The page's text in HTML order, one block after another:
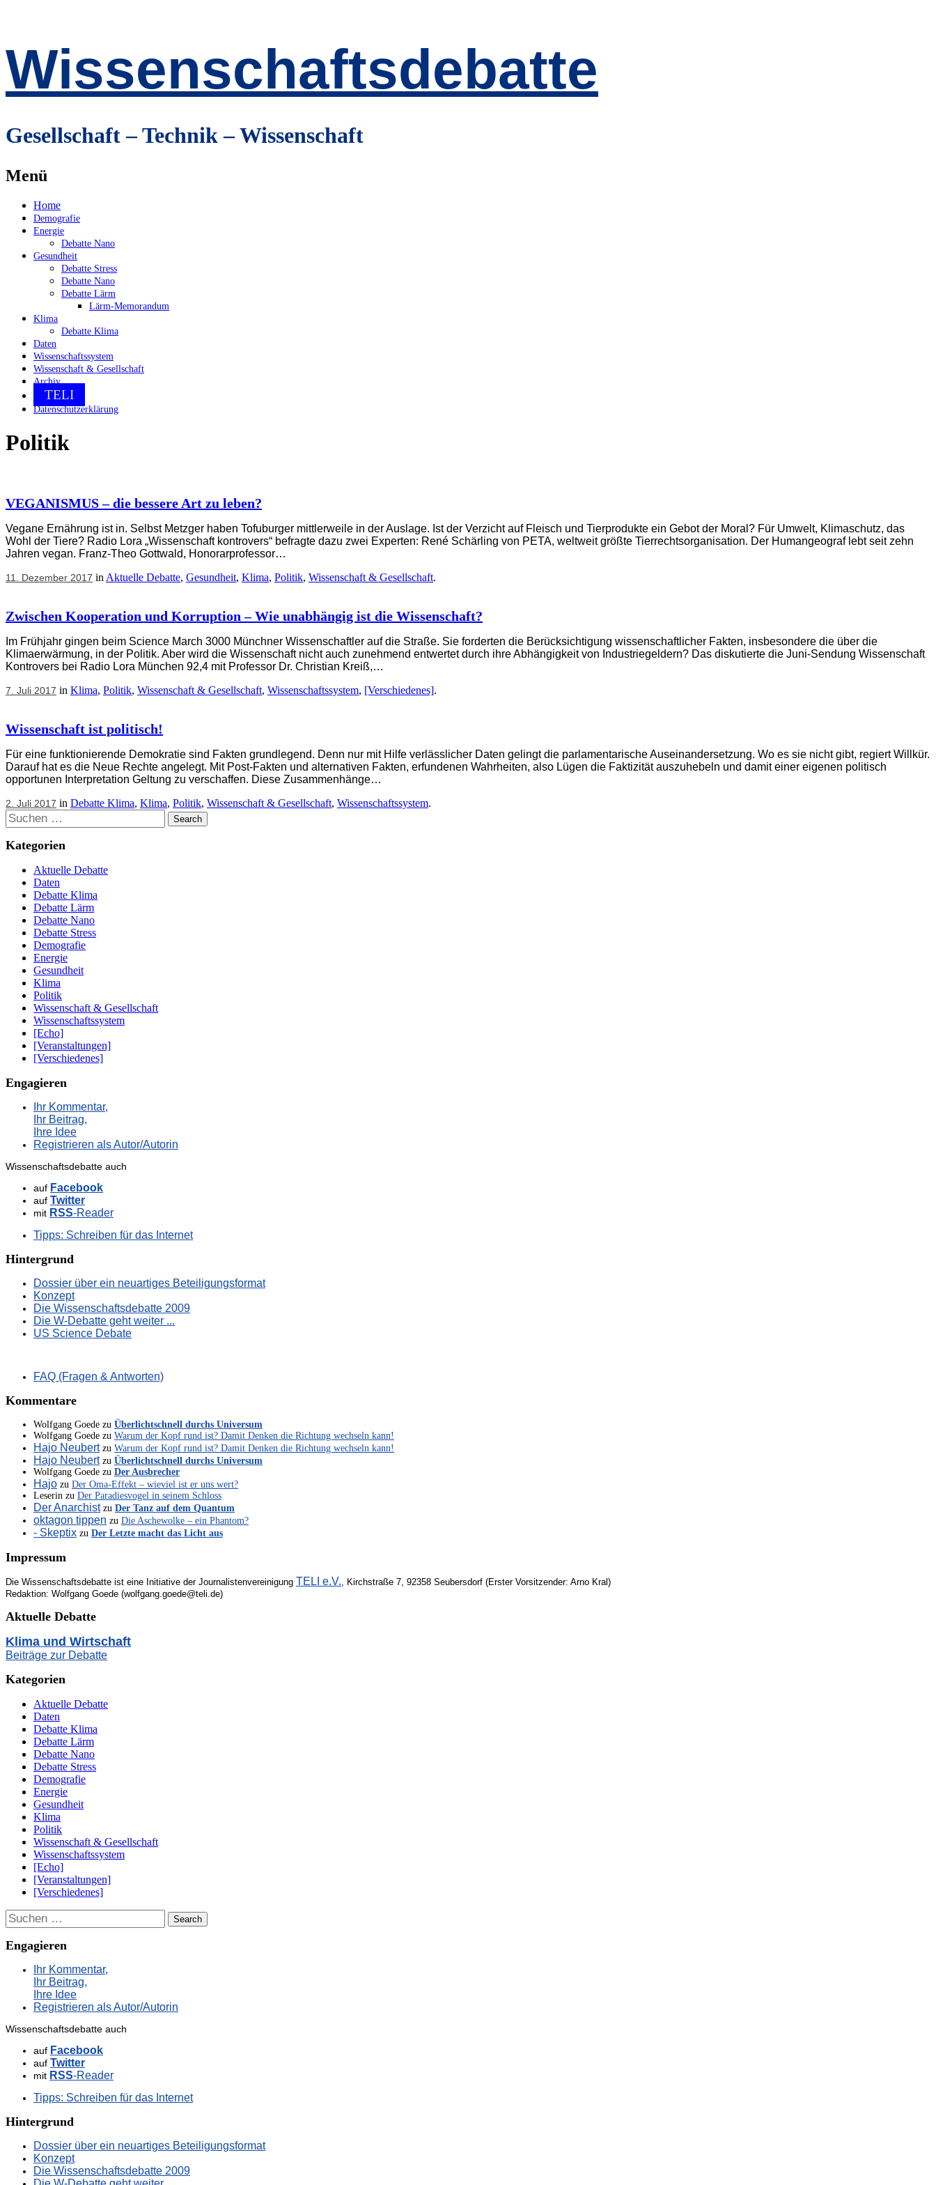
Wissenschaftsdebatte
Gesellschaft – Technik – Wissenschaft
Menü
Zum
Inhalt
springen
Home
Demografie
Energie
Debatte Nano
Gesundheit
Debatte Stress
Debatte Nano
Debatte Lärm
Lärm-Memorandum
Klima
Debatte Klima
Daten
Wissenschaftssystem
Wissenschaft & Gesellschaft
Archiv
TELI
Datenschutzerklärung
Politik
VEGANISMUS – die bessere Art zu leben?
Vegane Ernährung ist in. Selbst Metzger haben Tofuburger mittlerweile in der Auslage. Ist der Verzicht auf Fleisch und Tierprodukte ein Gebot der Moral? Für Umwelt, Klimaschutz, das
Wohl der Tiere? Radio Lora „Wissenschaft kontrovers“ befragte dazu zwei Experten: René Schärling von PETA, weltweit größte Tierrechtsorganisation. Der Humangeograf lebt seit zehn
Jahren vegan. Franz-Theo Gottwald, Honorarprofessor…
11. Dezember 2017 in Aktuelle Debatte, Gesundheit, Klima, Politik, Wissenschaft & Gesellschaft.
Zwischen Kooperation und Korruption – Wie unabhängig ist die Wissenschaft?
Im Frühjahr gingen beim Science March 3000 Münchner Wissenschaftler auf die Straße. Sie forderten die Berücksichtigung wissenschaftlicher Fakten, insbesondere die über die
Klimaerwärmung, in der Politik. Aber wird die Wissenschaft nicht auch zunehmend entwertet durch ihre Abhängigkeit von Industriegeldern? Das diskutierte die Juni-Sendung Wissenschaft
Kontrovers bei Radio Lora München 92,4 mit Professor Dr. Christian Kreiß,…
7. Juli 2017 in Klima, Politik, Wissenschaft & Gesellschaft, Wissenschaftssystem, [Verschiedenes].
Wissenschaft ist politisch!
Für eine funktionierende Demokratie sind Fakten grundlegend. Denn nur mit Hilfe verlässlicher Daten gelingt die parlamentarische Auseinandersetzung. Wo es sie nicht gibt, regiert Willkür.
Darauf hat es die Neue Rechte angelegt. Mit Post-Fakten und alternativen Fakten, erfundenen Wahrheiten, also Lügen die Faktizität auszuhebeln und damit einer eigenen politisch
opportunen Interpretation Geltung zu verschaffen. Diese Zusammenhänge…
2. Juli 2017 in Debatte Klima, Klima, Politik, Wissenschaft & Gesellschaft, Wissenschaftssystem.
Suchen
Kategorien
Aktuelle Debatte
Daten
Debatte Klima
Debatte Lärm
Debatte Nano
Debatte Stress
Demografie
Energie
Gesundheit
Klima
Politik
Wissenschaft & Gesellschaft
Wissenschaftssystem
[Echo]
[Veranstaltungen]
[Verschiedenes]
Engagieren
Ihr Kommentar,
Ihr Beitrag,
Ihre Idee
Registrieren als Autor/Autorin
Wissenschaftsdebatte auch
auf Facebook
auf Twitter
mit RSS-Reader
Tipps: Schreiben für das Internet
Hintergrund
Dossier über ein neuartiges Beteiligungsformat
Konzept
Die Wissenschaftsdebatte 2009
Die W-Debatte geht weiter ...
US Science Debate
FAQ (Fragen & Antworten)
Kommentare
Wolfgang Goede zu Überlichtschnell durchs Universum
Wolfgang Goede zu Warum der Kopf rund ist? Damit Denken die Richtung wechseln kann!
Hajo Neubertzu Warum der Kopf rund ist? Damit Denken die Richtung wechseln kann!
Hajo Neubertzu Überlichtschnell durchs Universum
Wolfgang Goede zu Der Ausbrecher
Hajo zu Der Oma-Effekt – wieviel ist er uns wert?
Leserin zu Der Paradiesvogel in seinem Schloss
Der Anarchistzu Der Tanz auf dem Quantum
oktagon tippen zu Die Aschewolke – ein Phantom?
- Skeptix zu Der Letzte macht das Licht aus
Impressum
Die Wissenschaftsdebatte ist eine Initiative der Journalistenvereinigung TELI e.V., Kirchstraße 7, 92358 Seubersdorf (Erster Vorsitzender: Arno Kral)
Redaktion: Wolfgang Goede (wolfgang.goede@teli.de)
Aktuelle Debatte
Klima und Wirtschaft
Beiträge zur Debatte
Kategorien
Aktuelle Debatte
Daten
Debatte Klima
Debatte Lärm
Debatte Nano
Debatte Stress
Demografie
Energie
Gesundheit
Klima
Politik
Wissenschaft & Gesellschaft
Wissenschaftssystem
[Echo]
[Veranstaltungen]
[Verschiedenes]
Suchen
Engagieren
Ihr Kommentar,
Ihr Beitrag,
Ihre Idee
Registrieren als Autor/Autorin
Wissenschaftsdebatte auch
auf Facebook
auf Twitter
mit RSS-Reader
Tipps: Schreiben für das Internet
Hintergrund
Dossier über ein neuartiges Beteiligungsformat
Konzept
Die Wissenschaftsdebatte 2009